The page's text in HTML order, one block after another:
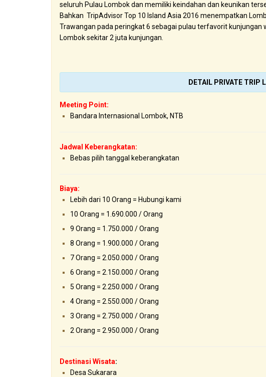
seluruh Pulau Lombok dan memiliki keindahan dan keunikan
Bahkan TripAdvisor Top 10 Island Asia 2016 menempatkan
Trawangan pada peringkat 6 sebagai pulau terfavorit kunjungan
Lombok sekitar 2 juta kunjungan.
DETAIL PRIVATE TRIP
Meeting Point:
Bandara Internasional Lombok, NTB
Jadwal Keberangkatan:
Bebas pilih tanggal keberangkatan
Biaya:
Lebih dari 10 Orang = Hubungi kami
10 Orang = 1.690.000 / Orang
9 Orang = 1.750.000 / Orang
8 Orang = 1.900.000 / Orang
7 Orang = 2.050.000 / Orang
6 Orang = 2.150.000 / Orang
5 Orang = 2.250.000 / Orang
4 Orang = 2.550.000 / Orang
3 Orang = 2.750.000 / Orang
2 Orang = 2.950.000 / Orang
Destinasi Wisata:
Desa Sukarara